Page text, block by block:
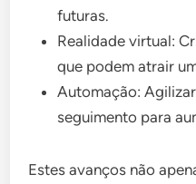
futuras.
Realidade virtual:
que podem atrair
Automação:
seguimento para
Estes avanços não